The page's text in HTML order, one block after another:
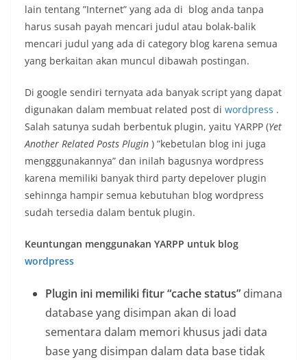
lain tentang ”Internet” yang ada di blog anda tanpa
harus susah payah mencari judul atau bolak-balik
mencari judul yang ada di category blog karena semua
yang berkaitan akan muncul dibawah postingan.
Di google sendiri ternyata ada banyak script yang dapat
digunakan dalam membuat related post di wordpress .
Salah satunya sudah berbentuk plugin, yaitu YARPP (Yet
Another Related Posts Plugin ) ”kebetulan blog ini juga
mengggunakannya” dan inilah bagusnya wordpress
karena memiliki banyak third party depelover plugin
sehinnga hampir semua kebutuhan blog wordpress
sudah tersedia dalam bentuk plugin.
Keuntungan menggunakan YARPP untuk blog
wordpress
Plugin ini memiliki fitur “cache status” dimana
database yang disimpan akan di load
sementara dalam memori khusus jadi data
base yang disimpan dalam data base tidak